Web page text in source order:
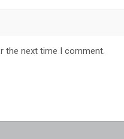
the next time I comment.